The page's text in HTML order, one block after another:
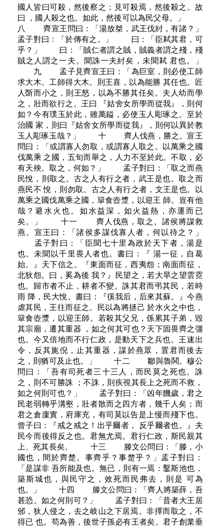
國人皆曰可殺，然後察之；見可殺焉，然後殺之。故
曰 ，國人殺之也。如此，然後可以為民父母。」
八 齊宣王問曰：「湯放桀，武王伐紂，有諸？」
孟子對曰：「於傳有之。」 曰：「臣弒其君，可
乎？」 曰：「賊仁者謂之賊，賊義者謂之殘，殘
賊之人謂之一夫。聞誅一夫紂矣，未聞弒 君也。」
九 孟子見齊宣王曰：「為巨室，則必使工師
求大木。工師得大木。則王喜，以為能勝 其任也。匠
人斲而小之，則王怒，以為不勝其任矣。夫人幼而學
之，壯而欲行之。王曰 『姑舍女所學而從我』，則何
如？今有璞玉於此，雖萬鎰，必使玉人彫琢之。至於
治國 家，則曰『姑舍女所學而從我』，則何以異於教
玉人彫琢玉哉？」 十 齊人伐燕，勝之。宣王
問曰：「或謂寡人勿取，或謂寡人取之。以萬乘之國
伐萬乘 之國，五旬而舉之，人力不至於此。不取，必
有天殃。取之，何如？」 孟子對曰：「取之而燕
民悅，則取之。古之人有行之者，武王是也。取之而
燕民不 悅，則勿取。古之人有行之者，文王是也。以
萬乘之國伐萬乘之國，簞食壺漿，以迎王 師。豈有他
哉？避水火也。如水益深，如火益熱，亦運而已
矣。」 十一 齊人伐燕，取之。諸侯將謀救
燕。宣王曰：「諸侯多謀伐寡人者，何以待之？」
孟子對曰：「臣聞七十里為政於天下者，湯是
也。未聞以千里畏人者也。書曰：『 湯一征，自葛
始。』天下信之。『東面而征，西夷怨；南面而征，
北狄怨。曰，奚為後 我？』民望之，若大旱之望雲霓
也。歸市者不止，耕者不變。誅其君而弔其民，若時
雨 降，民大悅。書曰：『徯我后，后來其蘇。』今燕
虐其民，王往而征之。民以為將拯己 於水火之中也，
簞食壺漿，以迎王師。若殺其父兄，係累其子弟，毀
其宗廟，遷其重器 ，如之何其可也？天下固畏齊之彊
也。今又倍地而不行仁政，是動天下之兵也。王速出
令，反其旄倪，止其重器，謀於燕眾，置君而後去
之，則猶可及止也。」 十二 鄒與魯鬨。穆公
問曰：「吾有司死者三十三人，而民莫之死也。誅
之，則不可勝誅 ；不誅，則疾視其長上之死而不救，
如之何則可也？」 孟子對曰：「凶年饑歲，君之
民老弱轉乎溝壑，壯者散而之四方者，幾千人矣；而
君之倉廩實，府庫充，有司莫以告是上慢而殘下也。
曾子曰：『戒之戒之！出乎爾者， 反乎爾者也。』夫
民今而後得反之也。君無尤焉。君行仁政，斯民親其
上、死其長矣。 十三 滕文公問曰：「滕，小
國也，間於齊楚。事齊乎？事楚乎？」孟子對曰：
「是謀非 吾所能及也。無已，則有一焉：鑿斯池也，
築斯城也，與民守之，效死而民弗去，則是 可為
也。」 十四 滕文公問曰：「齊人將築薛，吾
甚恐。如之何則可？」 孟子對曰：「昔者大王居
邠，狄人侵之，去之岐山之下居焉。非擇而取之，不
得已 也。苟為善，後世子孫必有王者矣。君子創業垂